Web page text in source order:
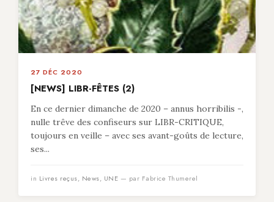
27 DÉC 2020
[NEWS] LIBR-FÊTES (2)
En ce dernier dimanche de 2020 – annus horribilis -,
nulle trêve des confiseurs sur LIBR-CRITIQUE,
toujours en veille – avec ses avant-goûts de lecture,
ses...
in Livres reçus, News, UNE — par Fabrice Thumerel